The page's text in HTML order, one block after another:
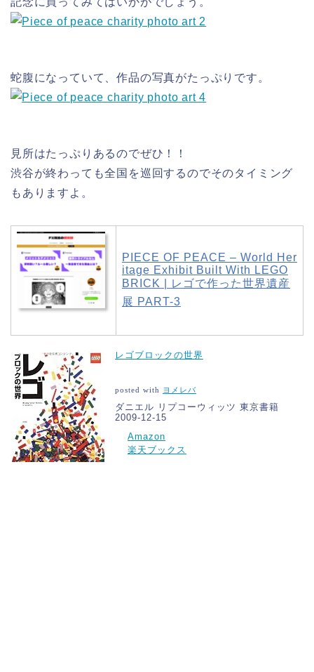
蛇腹になっていて、作品の写真がたっぷりです。
見所はたっぷりあるのでぜひ！！
渋谷が終わっても全国を巡回するのでそのタイミング
もありますよ。
PIECE OF PEACE – World Her
itage Exhibit Built With LEGO
BRICK | レゴで作った世界遺産
展 PART-3
レゴブロックの世界
posted with ヨメレバ
ダニエル リプコーウィッツ 東京書籍
2009-12-15
Amazon
楽天ブックス